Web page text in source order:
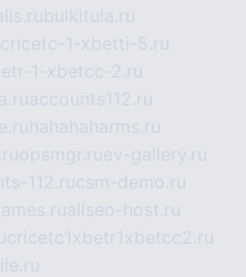
bulkitula.ru
1-xbetti-5.ru
1-xbetcc-2.ru
accounts112.ru
hahahaharms.ru
opsmgr.ruev-gallery.ru
112.rucsm-demo.ru
allseo-host.ru
cricetc1xbetr1xbetcc2.ru